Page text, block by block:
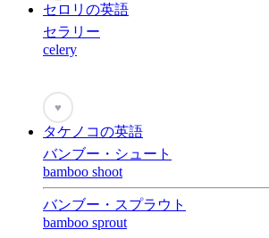
セロリの英語
セラリー
celery
♥
タケノコの英語
バンブー・シュート
bamboo shoot
バンブー・スプラウト
bamboo sprout